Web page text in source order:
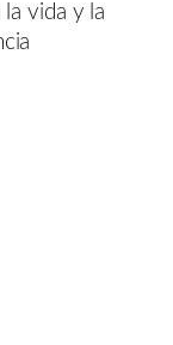
vida y la